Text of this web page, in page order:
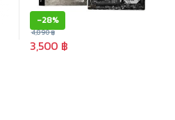
-28%
3,500 ฿
4,890฿